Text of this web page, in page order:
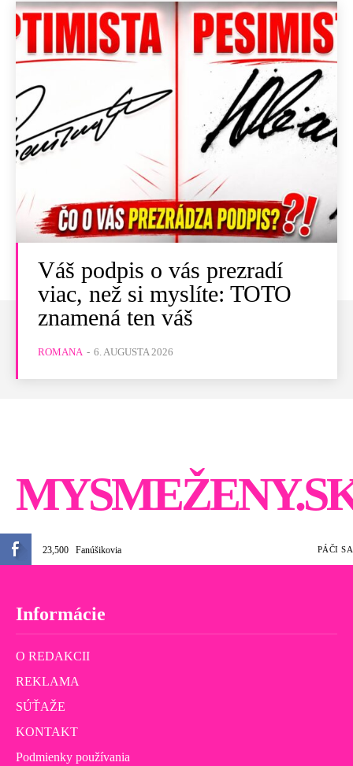
Váš podpis o vás prezradí
viac, než si myslíte: TOTO
znamená ten váš
ROMANA - 6. AUGUSTA 2026
23,500 Fanúšikovia PÁČI SA
Informácie
O REDAKCII
REKLAMA
SÚŤAŽE
KONTAKT
Podmienky používania